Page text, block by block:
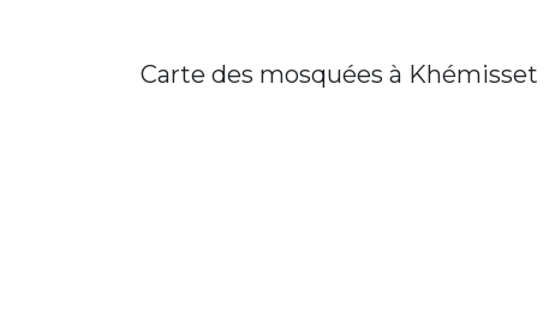
Carte des mosquées à Khémisset